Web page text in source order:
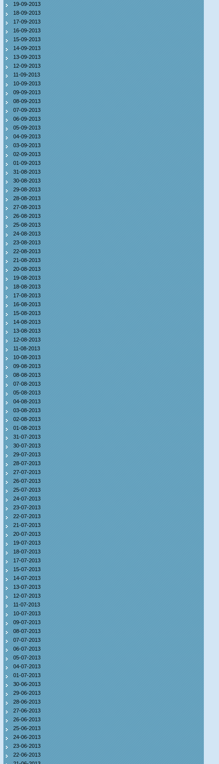
19-09-2013
18-09-2013
17-09-2013
16-09-2013
15-09-2013
14-09-2013
13-09-2013
12-09-2013
11-09-2013
10-09-2013
09-09-2013
08-09-2013
07-09-2013
06-09-2013
05-09-2013
04-09-2013
03-09-2013
02-09-2013
01-09-2013
31-08-2013
30-08-2013
29-08-2013
28-08-2013
27-08-2013
26-08-2013
25-08-2013
24-08-2013
23-08-2013
22-08-2013
21-08-2013
20-08-2013
19-08-2013
18-08-2013
17-08-2013
16-08-2013
15-08-2013
14-08-2013
13-08-2013
12-08-2013
11-08-2013
10-08-2013
09-08-2013
08-08-2013
07-08-2013
05-08-2013
04-08-2013
03-08-2013
02-08-2013
01-08-2013
31-07-2013
30-07-2013
29-07-2013
28-07-2013
27-07-2013
26-07-2013
25-07-2013
24-07-2013
23-07-2013
22-07-2013
21-07-2013
20-07-2013
19-07-2013
18-07-2013
17-07-2013
15-07-2013
14-07-2013
13-07-2013
12-07-2013
11-07-2013
10-07-2013
09-07-2013
08-07-2013
07-07-2013
06-07-2013
05-07-2013
04-07-2013
01-07-2013
30-06-2013
29-06-2013
28-06-2013
27-06-2013
26-06-2013
25-06-2013
24-06-2013
23-06-2013
22-06-2013